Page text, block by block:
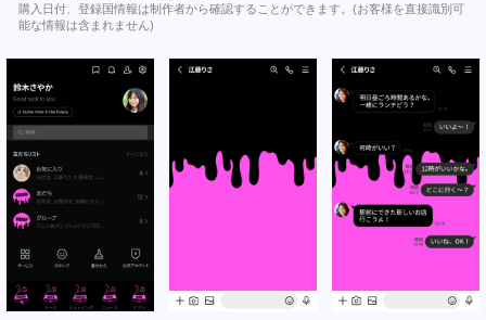
購入日付、登録国情報は制作者から確認することができます。(お客様を直接識別可
能な情報は含まれません)